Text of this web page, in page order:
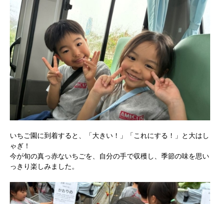
いちご園に到着すると、「大きい！」「これにする！」と大はし
ゃぎ！
今が旬の真っ赤ないちごを、自分の手で収穫し、季節の味を思い
っきり楽しみました。